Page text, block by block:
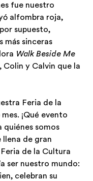
fue nuestro
alfombra roja,
supuesto,
más sinceras
Walk Beside Me
Colin y Calvin que la
Feria de la
¡Qué evento
quiénes somos
de gran
de la Cultura
ser nuestro mundo:
celebran su